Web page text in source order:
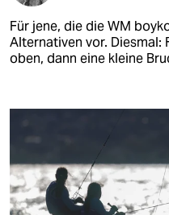
Für jene, die die WM
Alternativen vor. Diesmal:
oben, dann eine kleine